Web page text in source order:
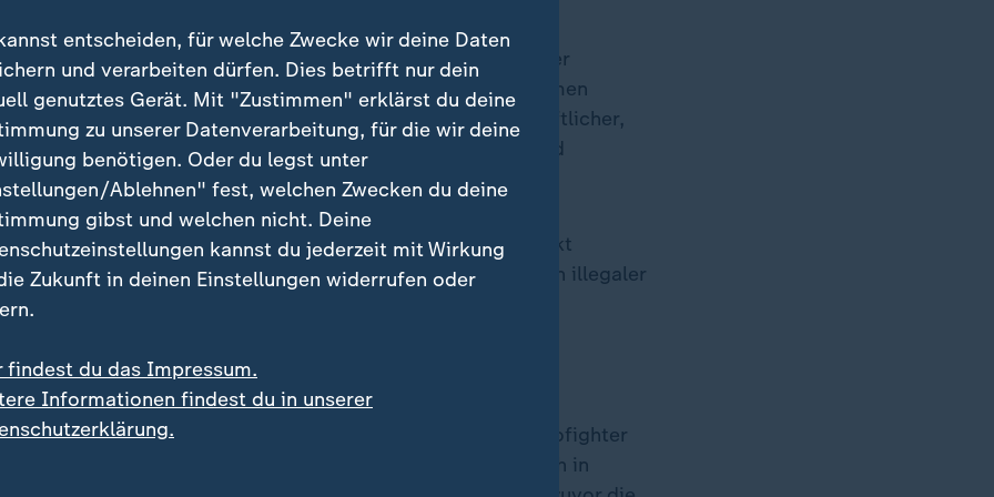
17 konkrete Pläne aufgelistet, vom Wiederaufbau der
bei der irregulären Migration, einer gemeinsamen
Energieressourcen in der Nordsee bis zu mehr wissenschaftlicher,
universitärer und kultureller Kooperation - doch zentral sind
in Rüstungsfragen.
wird der Vertrag vor allem unter einem Gesichtspunkt
Wie kooperieren Großbritannien und Deutschland in Sachen illegaler
Dinge sind seit zehn Jahren einfach gleich geblieben.
Rüstungsexporte ausbauen
gehört auch, gemeinsame Rüstungsgüter wie etwa den Eurofighter
A400 Militärtransporter und gepanzerte Fahrzeuge auch in
entscheiden, für welche Zwecke wir deine Daten
und verarbeiten dürfen. Dies betrifft nur dein
genutztes Gerät. Mit "Zustimmen" erklärst du deine
zu unserer Datenverarbeitung, für die wir deine
benötigen. Oder du legst unter
Ablehnen" fest, welchen Zwecken du deine
gibst und welchen nicht. Deine
kannst du jederzeit mit Wirkung
Zukunft in deinen Einstellungen widerrufen oder
findest du das Impressum.
Informationen findest du in unserer